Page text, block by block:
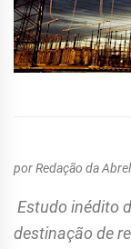
por Redação da
Estudo inédito
destinação de